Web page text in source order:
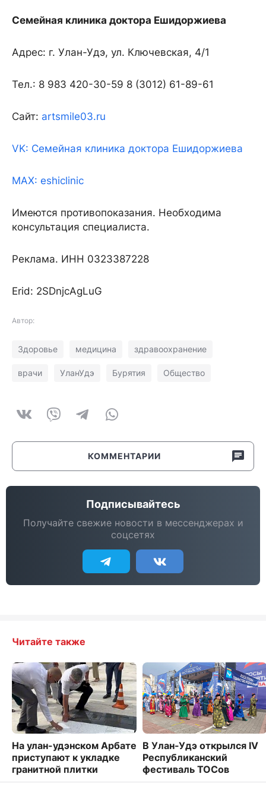
Семейная клиника доктора Ешидоржиева
Адрес: г. Улан-Удэ, ул. Ключевская, 4/1
Тел.: 8 983 420-30-59 8 (3012) 61-89-61
Сайт: artsmile03.ru
VK: Семейная клиника доктора Ешидоржиева
MAX: eshiclinic
Имеются противопоказания. Необходима
консультация специалиста.
Реклама. ИНН 0323387228
Erid: 2SDnjcAgLuG
Автор:
Здоровье медицина здравоохранение
врачи УланУдэ Бурятия Общество
КОММЕНТАРИИ
Подписывайтесь
Получайте свежие новости в мессенджерах и
соцсетях
Читайте также
На улан-удэнском Арбате
приступают к укладке
гранитной плитки
В Улан-Удэ открылся IV
Республиканский
фестиваль ТОСов